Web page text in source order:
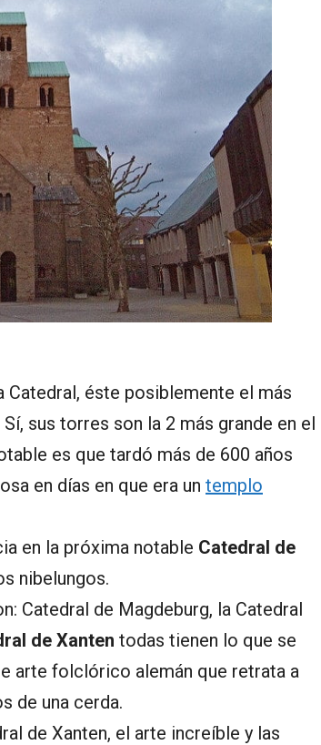
éste posiblemente el más
Sí, sus torres son la 2 más grande en el
es que tardó más de 600 años
en días en que era un templo
en la próxima notable Catedral de
nibelungos.
Catedral de Magdeburg, la Catedral
de Xanten todas tienen lo que se
arte folclórico alemán que retrata a
de una cerda.
de Xanten, el arte increíble y las